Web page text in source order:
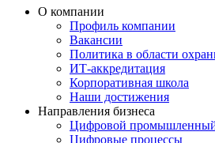
О компании
Профиль компании
Вакансии
Политика в области
ИТ-аккредитация
Корпоративная школа
Наши достижения
Направления бизнеса
Цифровой промышленный
Цифровые процессы